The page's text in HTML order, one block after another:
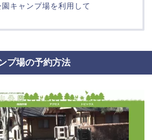
キャンプ場を利用して
プ場の予約方法